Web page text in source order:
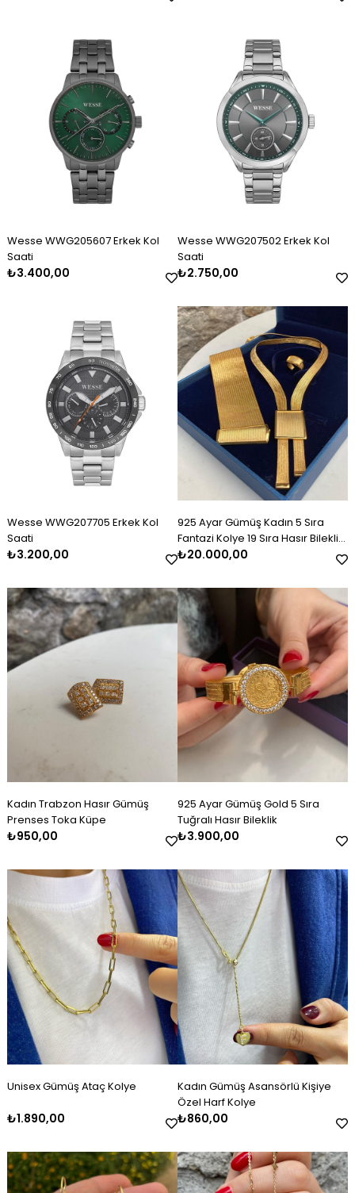
Wesse WWG205607 Erkek Kol
Saati
₺3.400,00
Wesse WWG207502 Erkek Kol
Saati
₺2.750,00
Wesse WWG207705 Erkek Kol
Saati
₺3.200,00
925 Ayar Gümüş Kadın 5 Sıra
Fantazi Kolye 19 Sıra Hasır Bileklik
Set Takım
₺20.000,00
Kadın Trabzon Hasır Gümüş
Prenses Toka Küpe
₺950,00
925 Ayar Gümüş Gold 5 Sıra
Tuğralı Hasır Bileklik
₺3.900,00
Unisex Gümüş Ataç Kolye
₺1.890,00
Kadın Gümüş Asansörlü Kişiye
Özel Harf Kolye
₺860,00